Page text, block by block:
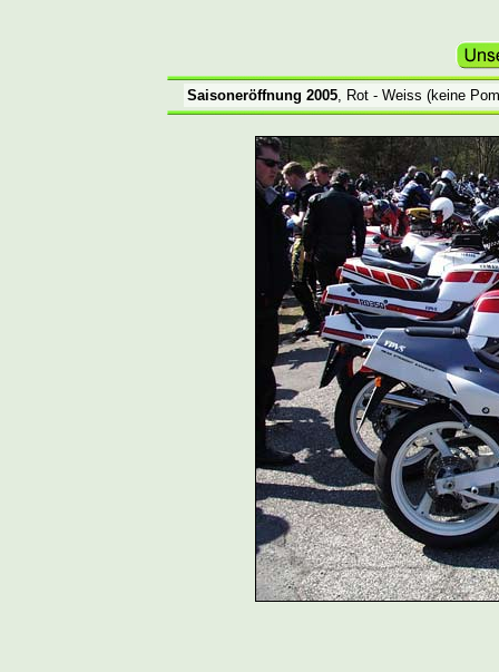
Saisoneröffnung 2005, Rot - Weiss (keine